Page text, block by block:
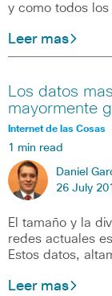
y como todos
Leer mas
Los datos
mayormente
Internet de las Cosas
1 min read
Daniel
26 July
El tamaño y la
redes actuales
Estos datos,
Leer mas